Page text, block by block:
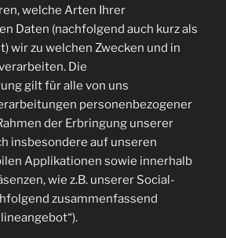
welche Arten Ihrer
Daten (nachfolgend auch kurz als
wir zu welchen Zwecken und in
Die
gilt für alle von uns
personenbezogener
der Erbringung unserer
insbesondere auf unseren
Applikationen sowie innerhalb
wie z.B. unserer Social-
zusammenfassend